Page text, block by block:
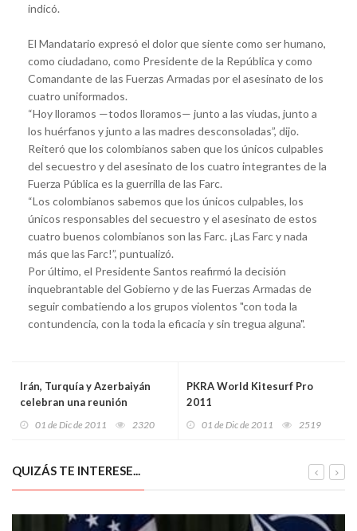
indicó.
El Mandatario expresó el dolor que siente como ser humano,
como ciudadano, como Presidente de la República y como
Comandante de las Fuerzas Armadas por el asesinato de los
cuatro uniformados.
“Hoy lloramos —todos lloramos— junto a las viudas, junto a
los huérfanos y junto a las madres desconsoladas”, dijo.
Reiteró que los colombianos saben que los únicos culpables
del secuestro y del asesinato de los cuatro integrantes de la
Fuerza Pública es la guerrilla de las Farc.
“Los colombianos sabemos que los únicos culpables, los
únicos responsables del secuestro y el asesinato de estos
cuatro buenos colombianos son las Farc. ¡Las Farc y nada
más que las Farc!”, puntualizó.
Por último, el Presidente Santos reafirmó la decisión
inquebrantable del Gobierno y de las Fuerzas Armadas de
seguir combatiendo a los grupos violentos "con toda la
contundencia, con la toda la eficacia y sin tregua alguna".
Irán, Turquía y Azerbaiyán
celebran una reunión
01 de Dic de 2011 2320
PKRA World Kitesurf Pro
2011
01 de Dic de 2011 2519
QUIZÁS TE INTERESE...